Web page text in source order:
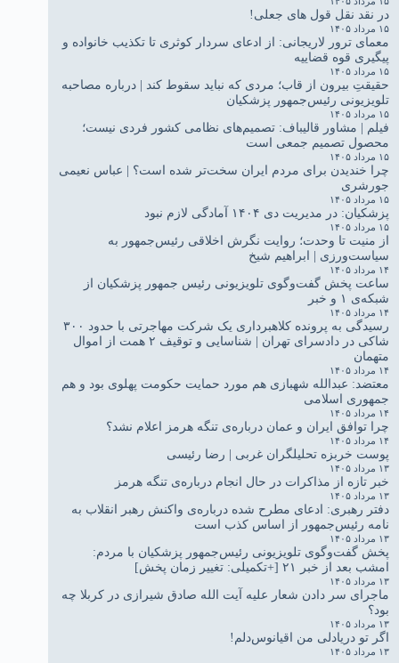
در نقد نقل قول های جعلی!
۱۵ مرداد ۱۴۰۵
معمای ترور لاریجانی: از ادعای سردار کوثری تا تکذیب خانواده و
پیگیری قوه قضاییه
۱۵ مرداد ۱۴۰۵
حقیقتِ بیرون از قاب؛ مردی که نباید سقوط کند | درباره مصاحبه
تلویزیونی رئیس‌جمهور پزشکیان
۱۵ مرداد ۱۴۰۵
فیلم | مشاور قالیباف: تصمیم‌های نظامی کشور فردی نیست؛
محصول تصمیم جمعی است
۱۵ مرداد ۱۴۰۵
چرا خندیدن برای مردم ایران سخت‌تر شده است؟ | عباس نعیمی
جورشری
۱۵ مرداد ۱۴۰۵
پزشکیان: در مدیریت دی ۱۴۰۴ آمادگی لازم نبود
۱۵ مرداد ۱۴۰۵
از منیت تا وحدت؛ روایت نگرش اخلاقی رئیس‌جمهور به
سیاست‌ورزی | ابراهیم شیخ
۱۴ مرداد ۱۴۰۵
ساعت پخش گفت‌وگوی تلویزیونی رئیس جمهور پزشکیان از
شبکه‌ی ۱ و خبر
۱۴ مرداد ۱۴۰۵
رسیدگی به پرونده کلاهبرداری یک شرکت مهاجرتی با حدود ۳۰۰
شاکی در دادسرای تهران | شناسایی و توقیف ۲ همت از اموال
متهمان
۱۴ مرداد ۱۴۰۵
معتضد: عبدالله شهبازی هم مورد حمایت حکومت پهلوی بود و هم
جمهوری اسلامی
۱۴ مرداد ۱۴۰۵
چرا توافق ایران و عمان درباره‌ی تنگه هرمز اعلام نشد؟
۱۴ مرداد ۱۴۰۵
پوست خربزه تحلیلگران غربی | رضا رئیسی
۱۳ مرداد ۱۴۰۵
خبر تازه از مذاکرات در حال انجام درباره‌ی تنگه هرمز
۱۳ مرداد ۱۴۰۵
دفتر رهبری: ادعای مطرح شده درباره‌ی واکنش رهبر انقلاب به
نامه رئیس‌جمهور از اساس کذب است
۱۳ مرداد ۱۴۰۵
پخش گفت‌وگوی تلویزیونی رئیس‌جمهور پزشکیان با مردم:
امشب بعد از خبر ۲۱ [+تکمیلی: تغییر زمان پخش]
۱۳ مرداد ۱۴۰۵
ماجرای سر دادن شعار علیه آیت الله صادق شیرازی در کربلا چه
بود؟
۱۳ مرداد ۱۴۰۵
اگر تو دریادلی من اقیانوس‌دلم!
۱۳ مرداد ۱۴۰۵